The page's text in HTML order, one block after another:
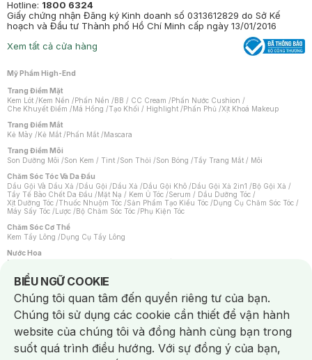
Hotline: 1800 6324
Giấy chứng nhận Đăng ký Kinh doanh số 0313612829 do Sở Kế
hoạch và Đầu tư Thành phố Hồ Chí Minh cấp ngày 13/01/2016
Xem tất cả cửa hàng
Mỹ Phẩm High-End
Trang Điểm Mặt
Kem Lót /Kem Nền /Phấn Nền /BB / CC Cream /Phấn Nước Cushion /
Che Khuyết Điểm /Má Hồng /Tạo Khối / Highlight /Phấn Phủ /Xịt Khoá Makeup
Trang Điểm Mắt
Kẻ Mày /Kẻ Mắt /Phấn Mắt /Mascara
Trang Điểm Môi
Son Dưỡng Môi /Son Kem / Tint /Son Thỏi /Son Bóng /Tẩy Trang Mắt / Môi
Chăm Sóc Tóc Và Da Đầu
Dầu Gội Và Dầu Xả /Dầu Gội /Dầu Xả /Dầu Gội Khô /Dầu Gội Xả 2in1 /Bộ Gội Xả /
Tẩy Tế Bào Chết Da Đầu /Mặt Nạ / Kem Ủ Tóc /Serum / Dầu Dưỡng Tóc /
Xịt Dưỡng Tóc /Thuốc Nhuộm Tóc /Sản Phẩm Tạo Kiểu Tóc /Dụng Cụ Chăm Sóc Tóc /
Máy Sấy Tóc /Lược /Bộ Chăm Sóc Tóc /Phụ Kiện Tóc
Chăm Sóc Cơ Thể
Kem Tẩy Lông /Dụng Cụ Tẩy Lông
Nước Hoa
Nước Hoa Nữ
Chăm Sóc Cá Nhân
Chống Muỗi /Khẩu Trang /Máy Massage/Mặt Nạ Xông Hơi /Nước Rửa Tay/
Sản Phẩm Chăm Sóc Khác /Bàn Chải Đánh Răng /Bàn Chải Điện/
Hỗ Trợ Trắng Răng/Kem Đánh Răng /Máy Tăm Nước/ Nước Súc Miệng/
Tăm / Chỉ Nha Khoa/ Xịt Thơm Miệng / Dung Dịch Vệ Sinh/Dưỡng Vùng Kín/
Khăn Ướt Vệ Sinh Vùng Kín/Băng Vệ Sinh/Tampon/Bọt Cạo Râu /Dao Cạo Râu/
Máy Cạo Râu
Vấn Đề Về Da
BIỂU NGỮ COOKIE
Notice about cookies usage
Chúng tôi quan tâm đến quyền riêng tư của bạn.
Chúng tôi sử dụng các cookie cần thiết để vận hành
website của chúng tôi và đồng hành cùng bạn trong
suốt quá trình điều hướng. Với sự đồng ý của bạn,